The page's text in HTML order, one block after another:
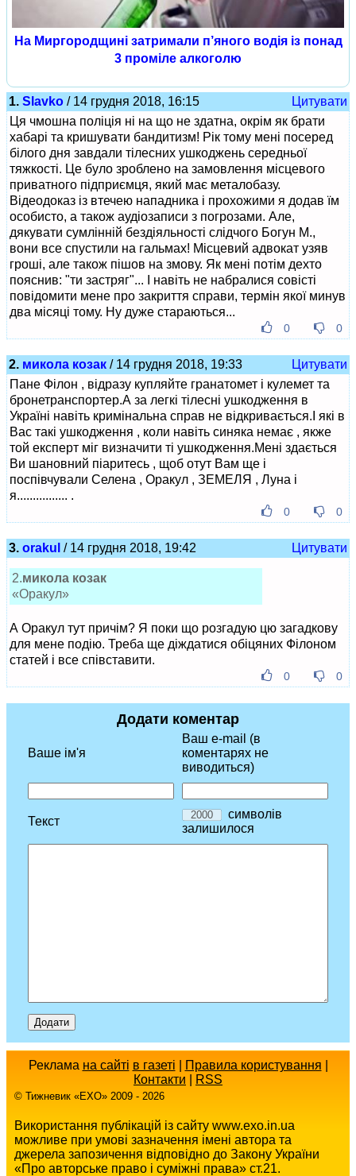
На Миргородщині затримали п’яного водія із понад
3 проміле алкоголю
1. Slavko / 14 грудня 2018, 16:15
Цитувати
Ця чмошна поліція ні на що не здатна, окрім як брати
хабарі та кришувати бандитизм! Рік тому мені посеред
білого дня завдали тілесних ушкоджень середньої
тяжкості. Це було зроблено на замовлення місцевого
приватного підприємця, який має металобазу.
Відеодоказ із втечею нападника і прохожими я додав їм
особисто, а також аудіозаписи з погрозами. Але,
дякувати сумлінній бездіяльності слідчого Богун М.,
вони все спустили на гальмах! Місцевий адвокат узяв
гроші, але також пішов на змову. Як мені потім дехто
пояснив: "ти застряг"... І навіть не набралися совісті
повідомити мене про закриття справи, термін якої минув
два місяці тому. Ну дуже стараються...
0 0
2. микола козак / 14 грудня 2018, 19:33
Цитувати
Пане Філон , відразу купляйте гранатомет і кулемет та
бронетранспортер.А за легкі тілесні ушкодження в
Україні навіть кримінальна справ не відкривається.І які в
Вас такі ушкодження , коли навіть синяка немає , якже
той експерт міг визначити ті ушкодження.Мені здається
Ви шановний піаритесь , щоб отут Вам ще і
поспівчували Селена , Оракул , ЗЕМЕЛЯ , Луна і
я................ .
0 0
3. orakul / 14 грудня 2018, 19:42 Цитувати
2.микола козак
«Оракул»
А Оракул тут причім? Я поки що розгадую цю загадкову
для мене подію. Треба ще діждатися обіцяних Філоном
статей і все співставити.
0 0
Додати коментар
Ваше ім'я
Ваш e-mail (в
коментарях не
виводиться)
Текст
символів
залишилося
Реклама на сайті в газеті Правила користування
Контакти
RSS
© Тижневик «EХO» 2009 - 2026
Використання публікацій із сайту www.exo.in.ua
можливе при умові зазначення імені автора та
джерела запозичення відповідно до Закону України
«Про авторське право і суміжні права» ст.21.